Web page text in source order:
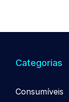
Categorias
Consumíveis